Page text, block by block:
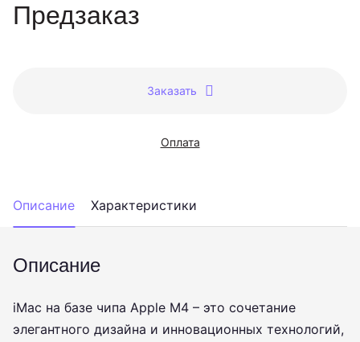
Предзаказ
Заказать
Оплата
Описание Характеристики
Описание
iMac на базе чипа Apple M4 – это сочетание
элегантного дизайна и инновационных технологий,